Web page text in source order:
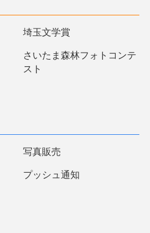
埼玉文学賞
さいたま森林フォトコンテ
スト
写真販売
プッシュ通知